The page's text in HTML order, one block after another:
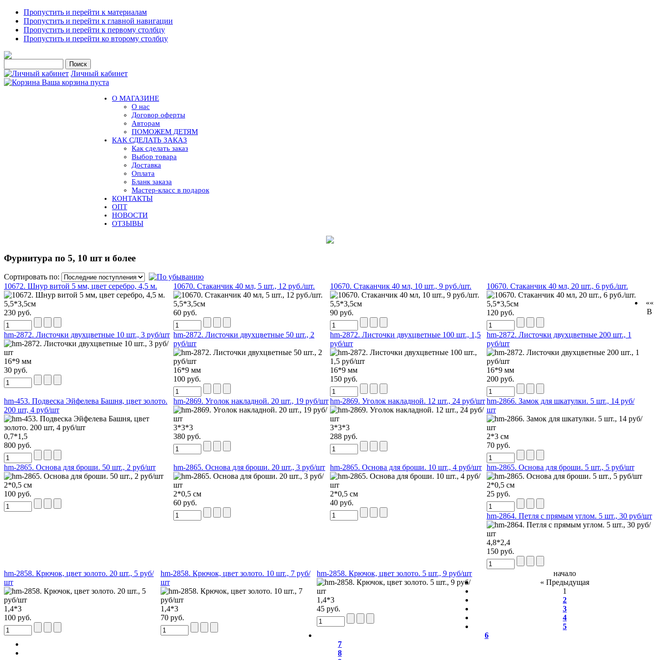
Пропустить и перейти к материалам
Пропустить и перейти к главной навигации
Пропустить и перейти к первому столбцу
Пропустить и перейти ко второму столбцу
Личный кабинет
Ваша корзина пуста
О МАГАЗИНЕ
О нас
Договор оферты
Авторам
ПОМОЖЕМ ДЕТЯМ
КАК СДЕЛАТЬ ЗАКАЗ
Как сделать заказ
Выбор товара
Доставка
Оплата
Бланк заказа
Мастер-класс в подарок
КОНТАКТЫ
ОПТ
НОВОСТИ
ОТЗЫВЫ
Фурнитура по 5, 10 шт и более
Сортировать по:
10672. Шнур витой 5 мм, цвет серебро, 4,5 м.
5,5*3,5см
230 руб.
10670. Стаканчик 40 мл, 5 шт., 12 руб./шт.
5,5*3,5см
60 руб.
10670. Стаканчик 40 мл, 10 шт., 9 руб./шт.
5,5*3,5см
90 руб.
10670. Стаканчик 40 мл, 20 шт., 6 руб./шт.
5,5*3,5см
120 руб.
hm-2872. Листочки двухцветные 10 шт., 3 руб/шт
16*9 мм
30 руб.
hm-2872. Листочки двухцветные 50 шт., 2
руб/шт
16*9 мм
100 руб.
hm-2872. Листочки двухцветные 100 шт., 1,5
руб/шт
16*9 мм
150 руб.
hm-2872. Листочки двухцветные 200 шт., 1
руб/шт
16*9 мм
200 руб.
hm-453. Подвеска Эйфелева Башня, цвет золото.
200 шт, 4 руб/шт
0,7*1,5
800 руб.
hm-2869. Уголок накладной. 20 шт., 19 руб/шт
3*3*3
380 руб.
hm-2869. Уголок накладной. 12 шт., 24 руб/шт
3*3*3
288 руб.
hm-2866. Замок для шкатулки. 5 шт., 14 руб/
шт
2*3 см
70 руб.
hm-2865. Основа для броши. 50 шт., 2 руб/шт
2*0,5 см
100 руб.
hm-2865. Основа для броши. 20 шт., 3 руб/шт
2*0,5 см
60 руб.
hm-2865. Основа для броши. 10 шт., 4 руб/шт
2*0,5 см
40 руб.
hm-2865. Основа для броши. 5 шт., 5 руб/шт
2*0,5 см
25 руб.
hm-2864. Петля с прямым углом. 5 шт., 30 руб/шт
4,8*2,4
150 руб.
hm-2858. Крючок, цвет золото. 20 шт., 5 руб/
шт
1,4*3
100 руб.
hm-2858. Крючок, цвет золото. 10 шт., 7 руб/
шт
1,4*3
70 руб.
hm-2858. Крючок, цвет золото. 5 шт., 9 руб/шт
1,4*3
45 руб.
««
В
начало
« Предыдущая
1
2
3
4
5
6
7
8